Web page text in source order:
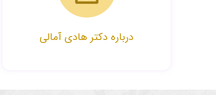
درباره دکتر هادی آمالی